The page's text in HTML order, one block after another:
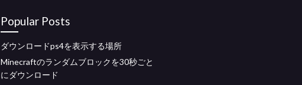
Popular Posts
ダウンロードps4を表示する場所
Minecraftのランダムブロックを30秒ごと
にダウンロード